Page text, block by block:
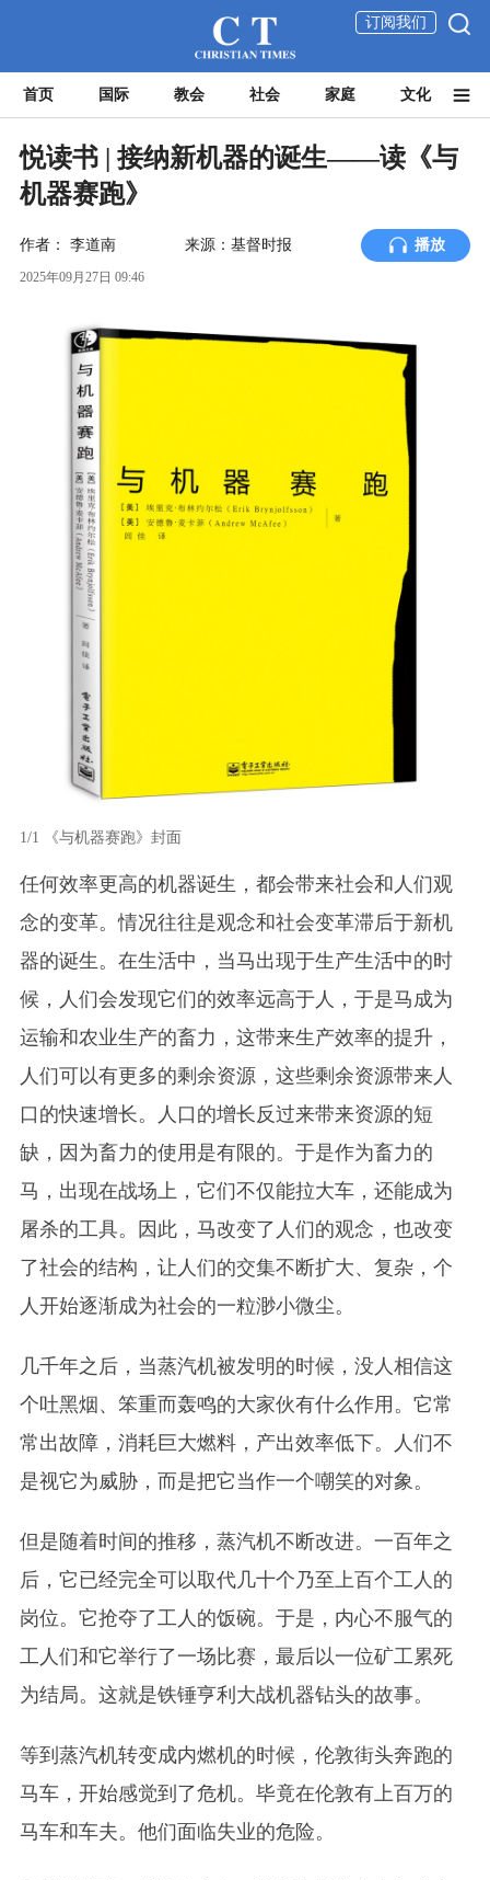
订阅我们
首页 国际 教会 社会 家庭 文化
悦读书 | 接纳新机器的诞生——读《与
机器赛跑》
作者： 李道南 来源：基督时报 播放
2025年09月27日 09:46
1/1 《与机器赛跑》封面
任何效率更高的机器诞生，都会带来社会和人们观
念的变革。情况往往是观念和社会变革滞后于新机
器的诞生。在生活中，当马出现于生产生活中的时
候，人们会发现它们的效率远高于人，于是马成为
运输和农业生产的畜力，这带来生产效率的提升，
人们可以有更多的剩余资源，这些剩余资源带来人
口的快速增长。人口的增长反过来带来资源的短
缺，因为畜力的使用是有限的。于是作为畜力的
马，出现在战场上，它们不仅能拉大车，还能成为
屠杀的工具。因此，马改变了人们的观念，也改变
了社会的结构，让人们的交集不断扩大、复杂，个
人开始逐渐成为社会的一粒渺小微尘。
几千年之后，当蒸汽机被发明的时候，没人相信这
个吐黑烟、笨重而轰鸣的大家伙有什么作用。它常
常出故障，消耗巨大燃料，产出效率低下。人们不
是视它为威胁，而是把它当作一个嘲笑的对象。
但是随着时间的推移，蒸汽机不断改进。一百年之
后，它已经完全可以取代几十个乃至上百个工人的
岗位。它抢夺了工人的饭碗。于是，内心不服气的
工人们和它举行了一场比赛，最后以一位矿工累死
为结局。这就是铁锤亨利大战机器钻头的故事。
等到蒸汽机转变成内燃机的时候，伦敦街头奔跑的
马车，开始感觉到了危机。毕竟在伦敦有上百万的
马车和车夫。他们面临失业的危险。